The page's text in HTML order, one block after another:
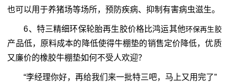
也可以用于养猪场等场所，预防疾病、抑制有害病虫滋生。
6、特三精细环保轮胎再生胶价格比鸿运其他环保再生胶
产品低，原料成本的降低使得牛棚垫的销售定价降低，优质
又廉价的橡胶牛棚垫如何不受人欢迎？
“李经理你好，再给我们来一批特三吧，马上又用完了”